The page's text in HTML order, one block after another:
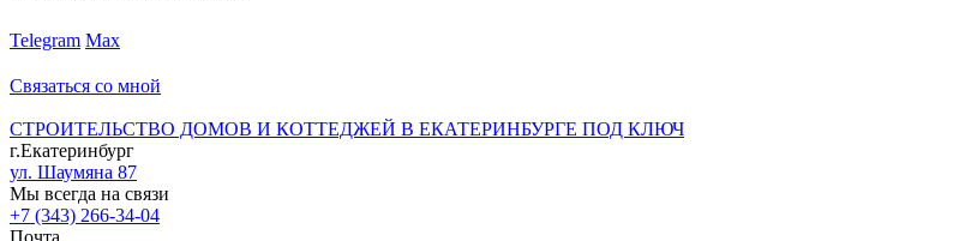
Telegram Max
Связаться со мной
СТРОИТЕЛЬСТВО ДОМОВ И КОТТЕДЖЕЙ В ЕКАТЕРИНБУРГЕ ПОД КЛЮЧ
г.Екатеринбург
ул. Шаумяна 87
Мы всегда на связи
+7 (343) 266-34-04
Почта